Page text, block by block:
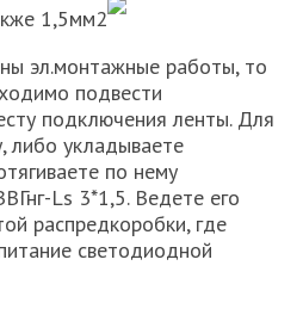
1,5мм2
эл.монтажные работы, то
подвести
подключения ленты. Для
либо укладываете
по нему
Ls 3*1,5. Ведете его
распредкоробки, где
светодиодной